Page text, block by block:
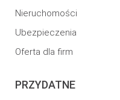
Nieruchomości
Ubezpieczenia
Oferta dla firm
PRZYDATNE